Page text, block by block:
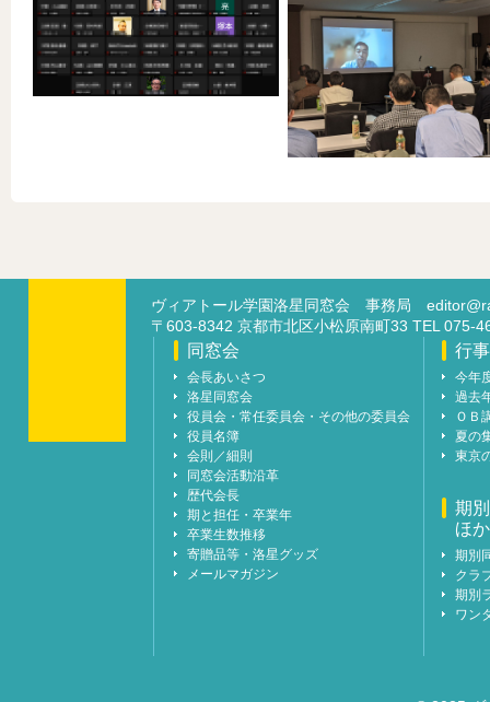
ヴィアトール学園洛星同窓会 事務局
〒603-8342 京都市北区小松原南町33 TEL 075-
同窓会
会長あいさつ
洛星同窓会
役員会・常任委員会・その他の委員会
役員名簿
会則／細則
同窓会活動沿革
歴代会長
期と担任・卒業年
卒業生数推移
寄贈品等・洛星グッズ
メールマガジン
行事
今年
過去
ＯＢ
夏の
東京
期
ほか
期別
クラ
期別
ワン